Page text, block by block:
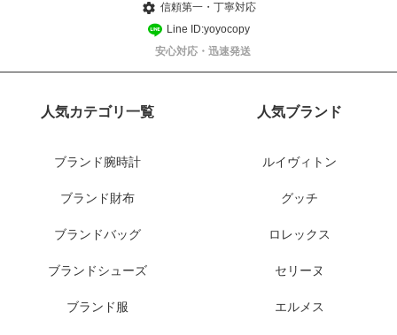
信頼第一・丁寧対応
Line ID:yoyocopy
安心対応・迅速発送
人気カテゴリ一覧
ブランド腕時計
ブランド財布
ブランドバッグ
ブランドシューズ
ブランド服
人気ブランド
ルイヴィトン
グッチ
ロレックス
セリーヌ
エルメス